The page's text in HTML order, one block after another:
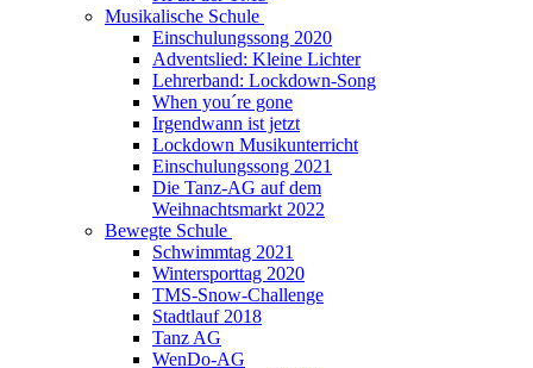
Musikalische Schule
Einschulungssong 2020
Adventslied: Kleine Lichter
Lehrerband: Lockdown-Song
When you´re gone
Irgendwann ist jetzt
Lockdown Musikunterricht
Einschulungssong 2021
Die Tanz-AG auf dem
Weihnachtsmarkt 2022
Bewegte Schule
Schwimmtag 2021
Wintersporttag 2020
TMS-Snow-Challenge
Stadtlauf 2018
Tanz AG
WenDo-AG